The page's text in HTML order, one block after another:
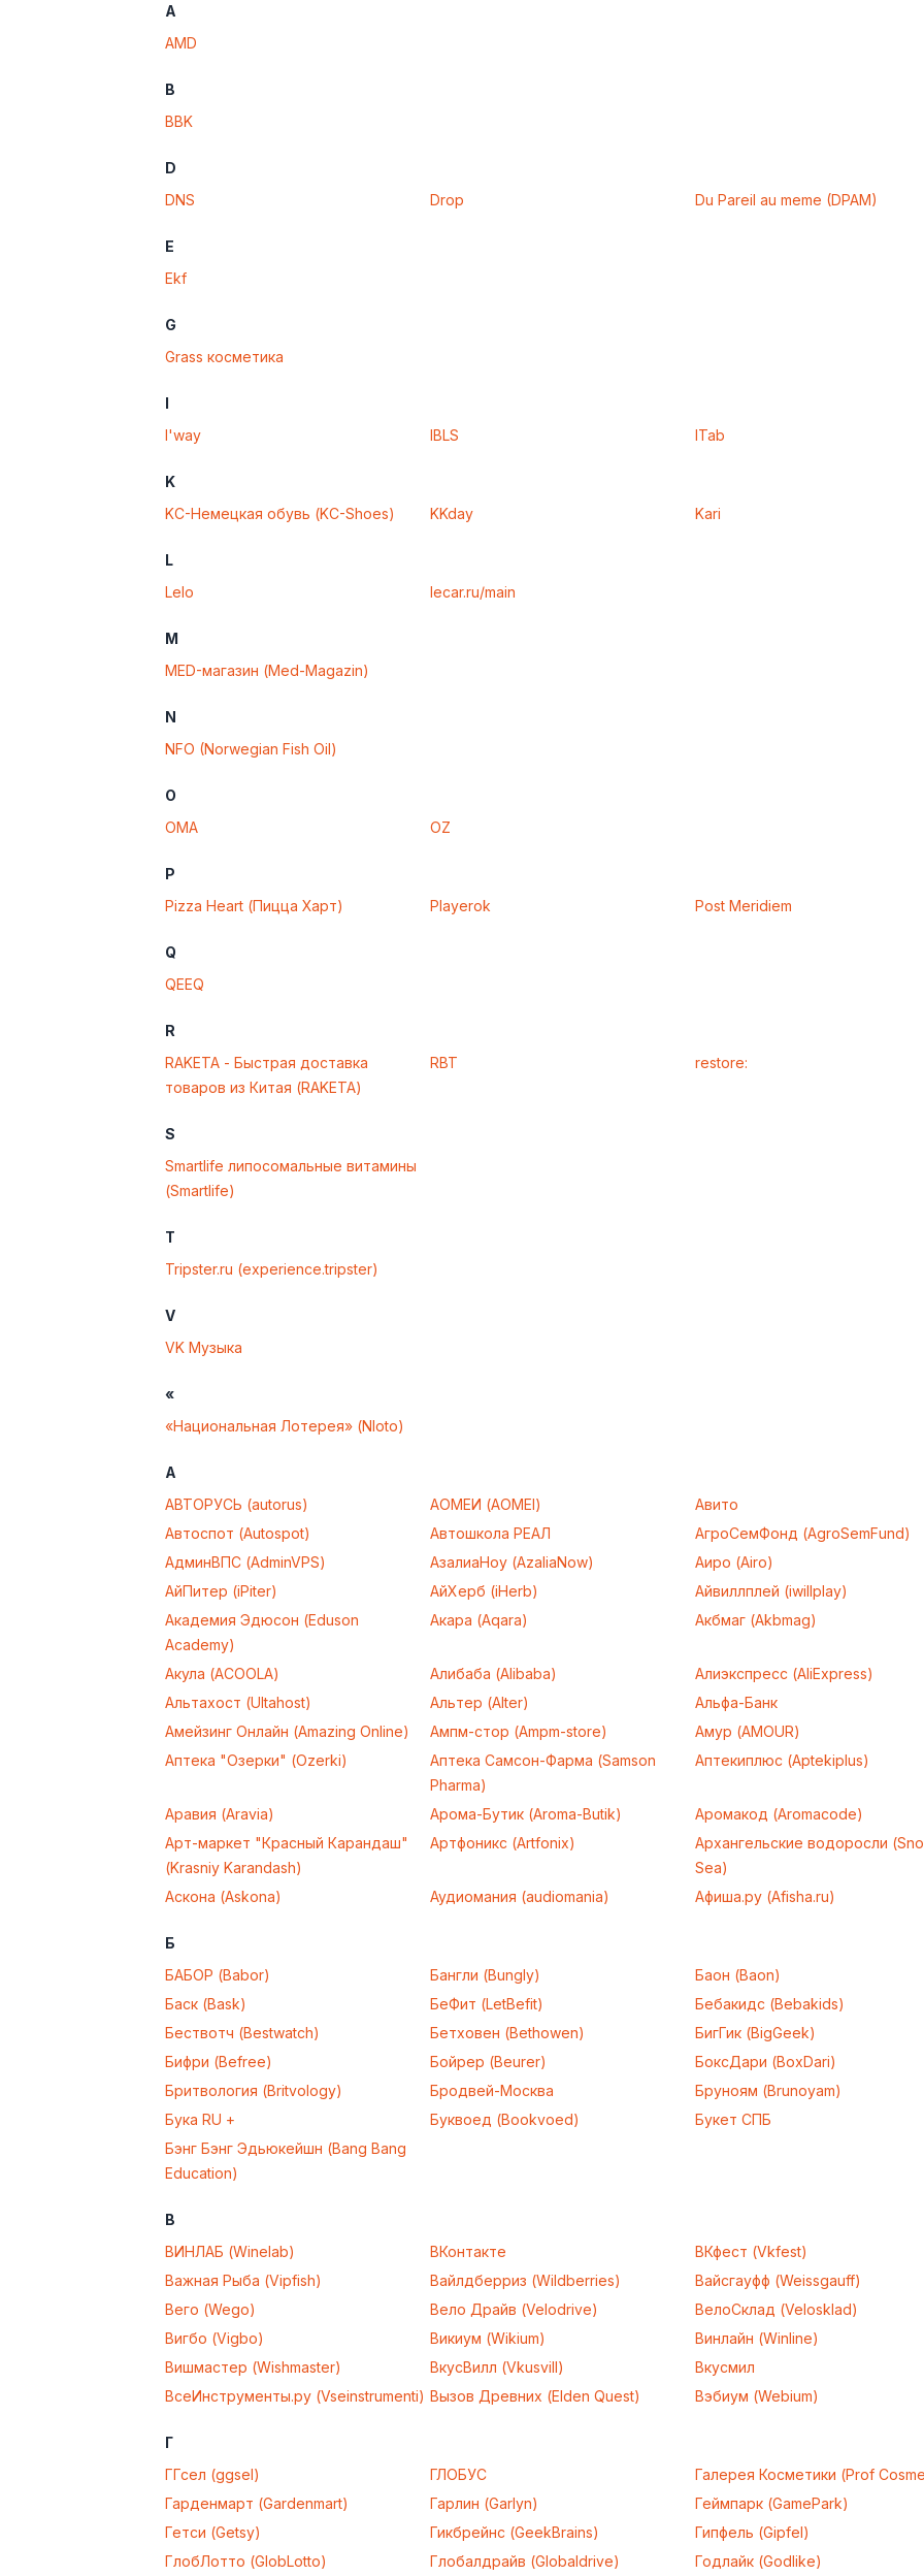
A
AMD
B
BBK
D
DNS
Drop Du Pareil au meme (DPAM)
E
Ekf
G
Grass косметика
I
I'way
IBLS ITab
K
KC-Немецкая обувь (KC-Shoes)
KKday Kari
L
Lelo
lecar.ru/main
M
MED-магазин (Med-Magazin)
N
NFO (Norwegian Fish Oil)
O
OMA
OZ
P
Pizza Heart (Пицца Харт)
Playerok Post Meridiem ​​​​​​​
Q
QEEQ
R
RAKETA - Быстрая доставка
товаров из Китая (RAKETA)
RBT restore:
S
Smartlife липосомальные витамины
(Smartlife)
T
Tripster.ru (experience.tripster)
V
VK Музыка
«
«Национальная Лотерея» (Nloto)
А
АВТОРУСЬ (autorus)
АОМЕИ (AOMEI)
Авито
Автоспот (Autospot)
Автошкола РЕАЛ
АгроСемФонд (AgroSemFund)
АдминВПС (AdminVPS)
АзалиаНоу (AzaliaNow)
Аиро (Airo)
АйПитер (iPiter)
АйХерб (iHerb)
Айвиллплей (iwillplay)
Академия Эдюсон (Eduson
Academy)
Акара (Aqara) Акбмаг (Akbmag)
Акула (ACOOLA) Алибаба (Alibaba)
Алиэкспресс (AliExpress)
Альтахост (Ultahost)
Альтер (Alter)
Альфа-Банк
Амейзинг Онлайн (Amazing Online)
Ампм-стор (Ampm-store)
Амур (AMOUR)
Аптека "Озерки" (Ozerki)
Аптека Самсон-Фарма (Samson
Pharma)
Аптекиплюс (Aptekiplus)
Аравия (Aravia) Арома-Бутик (Aroma-Butik)
Аромакод (Aromacode)
Арт-маркет "Красный Карандаш"
(Krasniy Karandash)
Артфоникс (Artfonix)
Архангельские водоросли
Sea)
Аскона (Askona)
Аудиомания (audiomania) Афиша.ру (Afisha.ru)
Б
БАБОР (Babor)
Бангли (Bungly)
Баон (Baon)
Баск (Bask)
БеФит (LetBefit)
Бебакидс (Bebakids)
Бествотч (Bestwatch)
Бетховен (Bethowen)
БигГик (BigGeek)
Бифри (Befree)
Бойрер (Beurer)
БоксДари (BoxDari)
Бритвология (Britvology)
Бродвей-Москва
Бруноям (Brunoyam)
Бука RU +
Буквоед (Bookvoed)
Букет СПБ
Бэнг Бэнг Эдьюкейшн (Bang Bang
Education)
В
ВИНЛАБ (Winelab)
ВКонтакте
ВКфест (Vkfest)
Важная Рыба (Vipfish)
Вайлдберриз (Wildberries)
Вайсгауфф (Weissgauff)
Вего (Wego)
Вело Драйв (Velodrive)
ВелоСклад (Velosklad)
Вигбо (Vigbo)
Викиум (Wikium)
Винлайн (Winline)
Вишмастер (Wishmaster)
ВкусВилл (Vkusvill)
Вкусмил
ВсеИнструменты.ру (Vseinstrumenti) Вызов Древних (Elden Quest) Вэбиум (Webium)
Г
ГГсел (ggsel)
ГЛОБУС
Галерея Косметики (Prof
Гарденмарт (Gardenmart)
Гарлин (Garlyn)
Геймпарк (GamePark)
Гетси (Getsy)
Гикбрейнс (GeekBrains)
Гипфель (Gipfel)
ГлобЛотто (GlobLotto)
Глобалдрайв (Globaldrive) Годлайк (Godlike)